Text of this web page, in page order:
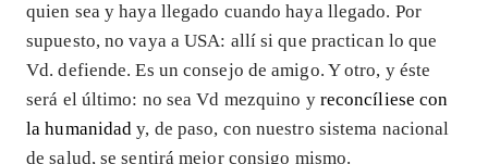
quien sea y haya llegado cuando haya llegado. Por
supuesto, no vaya a USA: allí si que practican lo que
Vd. defiende. Es un consejo de amigo. Y otro, y éste
será el último: no sea Vd mezquino y reconcíliese con
la humanidady, de paso, con nuestro sistema nacional
de salud, se sentirá mejor consigo mismo.